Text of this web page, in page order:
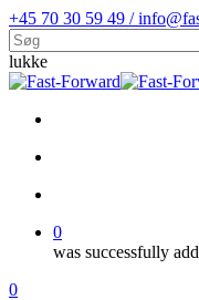
Skip
to
main
content
+45 70 30 59 49 /
lukke
Close
0
was successfully
Menu
search
account
0